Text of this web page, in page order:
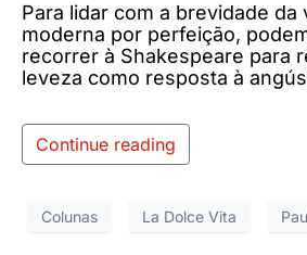
Para lidar com a brevidade da
moderna por perfeição,
recorrer à Shakespeare para
leveza como resposta à
Continue reading
Colunas La Dolce Vita